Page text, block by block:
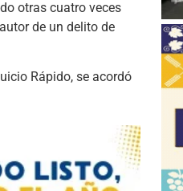
otras cuatro veces
de un delito de
Rápido, se acordó